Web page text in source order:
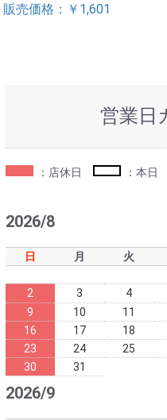
販売価格：￥1,601
営業日
：店休日 ：本日
2026/8
日 月 火
2
3 4
9
10 11
16
17 18
23
24 25
30
31
2026/9